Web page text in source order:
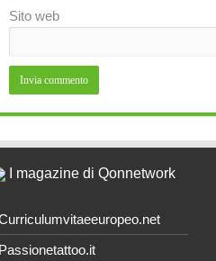
Sito web
I magazine di Qonnetwork
Passionetattoo.it